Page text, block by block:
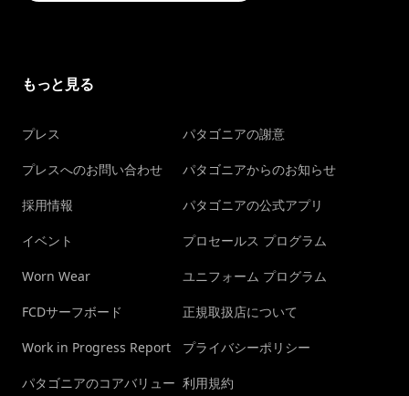
もっと見る
プレス
プレスへのお問い合わせ
採用情報
イベント
Worn Wear
FCDサーフボード
Work in Progress Report
パタゴニアのコアバリュー
パタゴニアの謝意
パタゴニアからのお知らせ
パタゴニアの公式アプリ
プロセールス プログラム
ユニフォーム プログラム
正規取扱店について
プライバシーポリシー
利用規約